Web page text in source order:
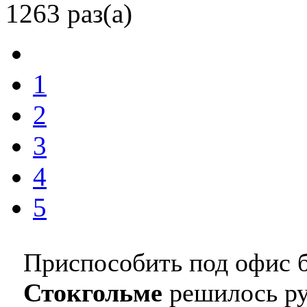
1263 раз(а)
1
2
3
4
5
Приспособить под
Стокгольме решилось